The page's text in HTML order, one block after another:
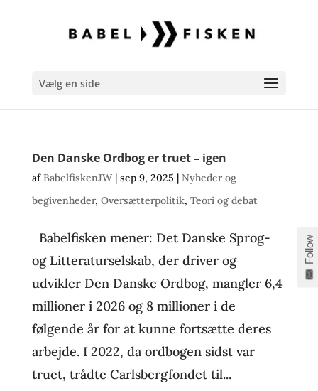
Vælg en side
Den Danske Ordbog er truet – igen
afBabelfiskenJW| sep 9, 2025 | Nyheder og
begivenheder, Oversætterpolitik, Teori og debat
Babelfisken mener: Det Danske Sprog-
og Litteraturselskab, der driver og
udvikler Den Danske Ordbog, mangler 6,4
millioner i 2026 og 8 millioner i de
følgende år for at kunne fortsætte deres
arbejde. I 2022, da ordbogen sidst var
truet, trådte Carlsbergfondet til...
Follow